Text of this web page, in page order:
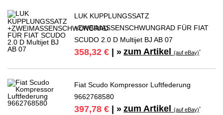
LUK KUPPLUNGSSATZ
+ZWEIMASSENSCHWUNGRAD FÜR FIAT
SCUDO 2.0 D Multijet BJ AB 07
358,32 € | » zum Artikel(auf eBay)*
Fiat Scudo Kompressor Luftfederung
9662768580
397,78 € | » zum Artikel(auf eBay)*